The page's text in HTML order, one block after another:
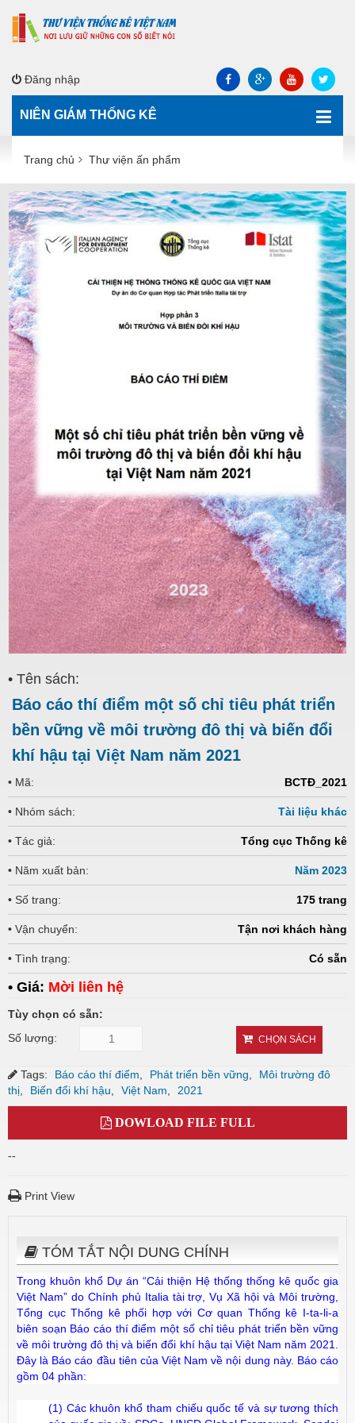
Đăng nhập
NIÊN GIÁM THỐNG KÊ
Trang chủ Thư viện ấn phẩm
• Tên sách:
Báo cáo thí điểm một số chỉ tiêu phát triển
bền vững về môi trường đô thị và biến đổi
khí hậu tại Việt Nam năm 2021
• Mã: BCTĐ_2021
• Nhóm sách: Tài liệu khác
• Tác giả: Tổng cục Thống kê
• Năm xuất bản: Năm 2023
• Số trang: 175 trang
• Vận chuyển: Tận nơi khách hàng
• Tình trạng: Có sẵn
• Giá: Mời liên hệ
Tùy chọn có sẵn:
Số lượng:
CHỌN SÁCH
Tags: Báo cáo thí điểm Phát triển bền vững
Môi trường đô
thị
Biến đổi khí hậu Việt Nam 2021
DOWLOAD FILE FULL
--
Print View
TÓM TẮT NỘI DUNG CHÍNH
Trong khuôn khổ Dự án “Cải thiện Hệ thống thống kê quốc gia
Việt Nam” do Chính phủ Italia tài trợ, Vụ Xã hội và Môi trường,
Tổng cục Thống kê phối hợp với Cơ quan Thống kê I-ta-li-a
biên soạn Báo cáo thí điểm một số chỉ tiêu phát triển bền vững
về môi trường đô thị và biến đổi khí hậu tại Việt Nam năm 2021.
Đây là Báo cáo đầu tiên của Việt Nam về nội dung này. Báo cáo
gồm 04 phần:
(1) Các khuôn khổ tham chiếu quốc tế và sự tương thích